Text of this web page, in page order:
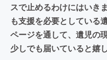
スで止めるわけにはいき
も支援を必要としている
ページを通して、遺児の
少しでも届いていると嬉